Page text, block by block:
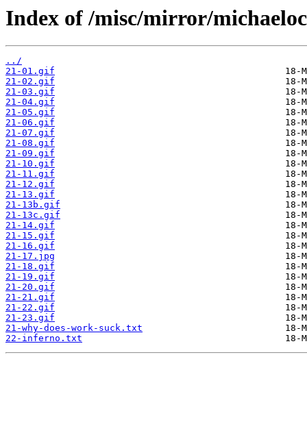
Index of /misc/mirror/
../
21-01.gif
21-02.gif
21-03.gif
21-04.gif
21-05.gif
21-06.gif
21-07.gif
21-08.gif
21-09.gif
21-10.gif
21-11.gif
21-12.gif
21-13.gif
21-13b.gif
21-13c.gif
21-14.gif
21-15.gif
21-16.gif
21-17.jpg
21-18.gif
21-19.gif
21-20.gif
21-21.gif
21-22.gif
21-23.gif
21-why-does-work-suck.txt
22-inferno.txt